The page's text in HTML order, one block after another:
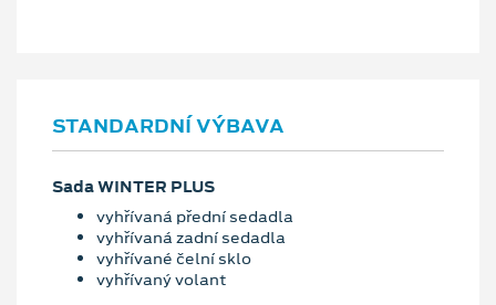
STANDARDNÍ VÝBAVA
Sada WINTER PLUS
vyhřívaná přední sedadla
vyhřívaná zadní sedadla
vyhřívané čelní sklo
vyhřívaný volant